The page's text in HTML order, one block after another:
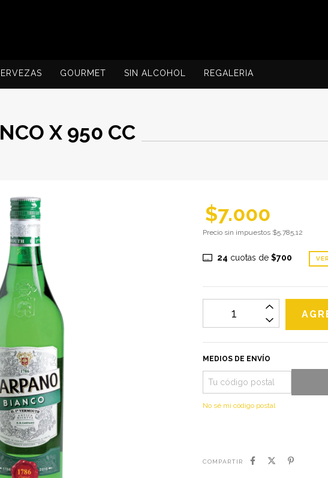
GOURMET SIN ALCOHOL REGALERIA
X 950 CC
$7.000
Precio sin impuestos $5.785,12
24 cuotas de $700
MEDIOS DE ENVÍO
No sé mi código postal
COMPARTIR